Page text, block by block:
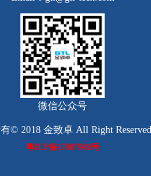
微信公众号
© 2018 金致卓 All Right Reserved.
粤ICP备17007908号